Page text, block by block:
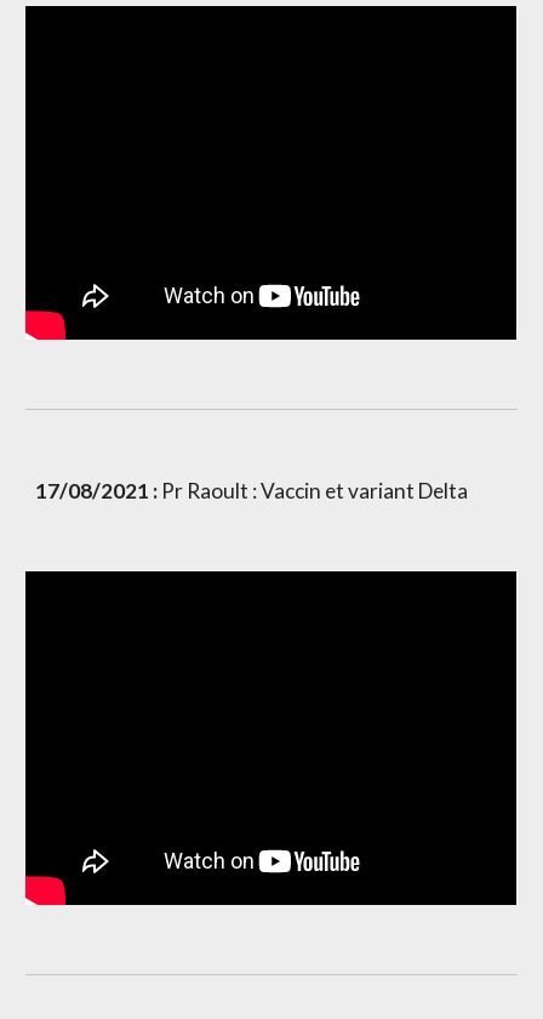
17/08/2021 : Pr Raoult : Vaccin et variant Delta